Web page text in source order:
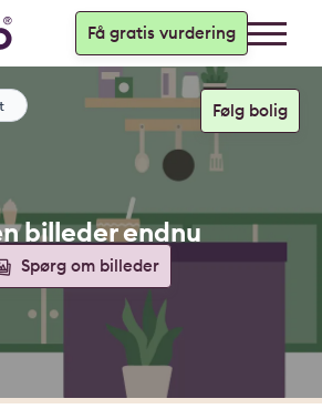
Få gratis vurdering
billeder endnu
Spørg om billeder